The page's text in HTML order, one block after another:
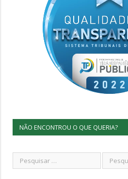
NÃO ENCONTROU O QUE QUERIA?